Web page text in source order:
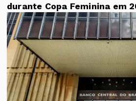
durante Copa Feminina em